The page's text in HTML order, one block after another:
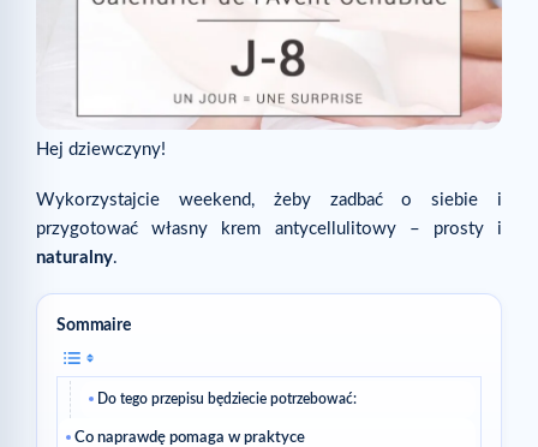
Hej dziewczyny!
Wykorzystajcie weekend, żeby zadbać o siebie i
przygotować własny krem antycellulitowy – prosty i
naturalny.
Sommaire
Do tego przepisu będziecie potrzebować:
Co naprawdę pomaga w praktyce